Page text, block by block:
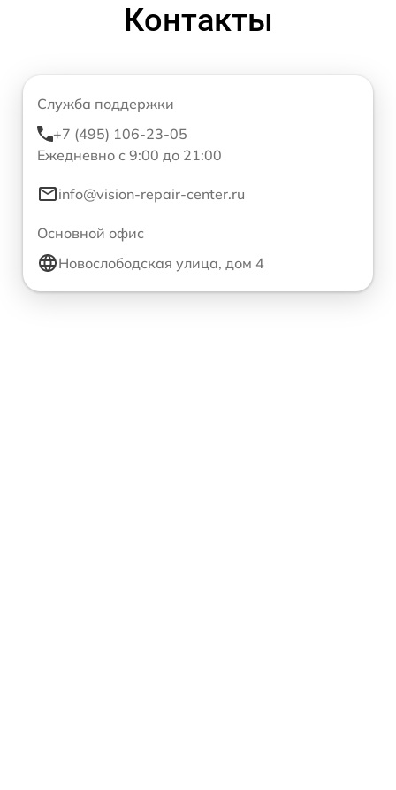
Контакты
Служба поддержки
+7 (495) 106-23-05
Ежедневно с 9:00 до 21:00
info@vision-repair-center.ru
Основной офис
Новослободская улица, дом 4